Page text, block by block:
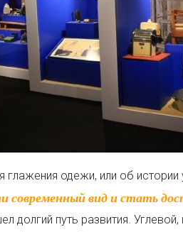
глажения одежи, или об истории
долгий путь развития.